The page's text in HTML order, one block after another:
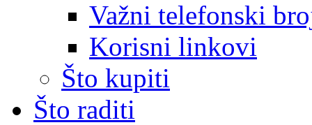
Važni telefonski
Korisni linkovi
Što kupiti
Što raditi